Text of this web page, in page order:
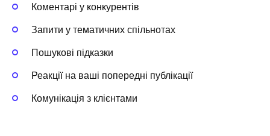
Коментарі у конкурентів
Запити у тематичних спільнотах
Пошукові підказки
Реакції на ваші попередні публікації
Комунікація з клієнтами